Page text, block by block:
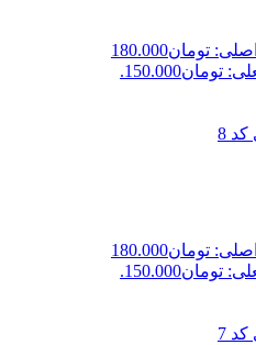
قیمت اصلی: تومان180.000
قیمت اصلی: تومان180.000